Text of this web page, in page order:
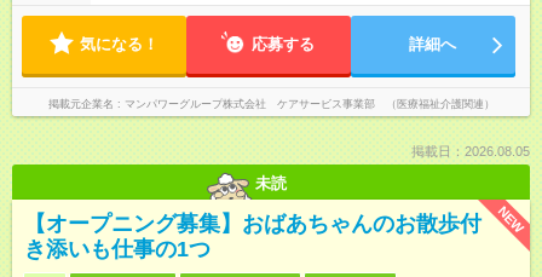
気になる！ 応募する 詳細へ
掲載元企業名 マンパワーグループ株式会社 ケアサービス事業部 （医療福祉介護関連）
掲載日：2026.08.05
未読
NEW
【オープニング募集】おばあちゃんのお散歩付
き添いも仕事の1つ